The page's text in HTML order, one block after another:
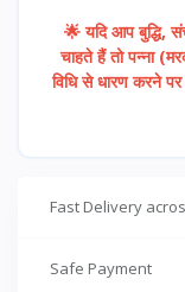
🌟 यदि आप बुद्धि,
चाहते हैं तो पन्ना
विधि से धारण करने
Fast Delivery
Safe Payment